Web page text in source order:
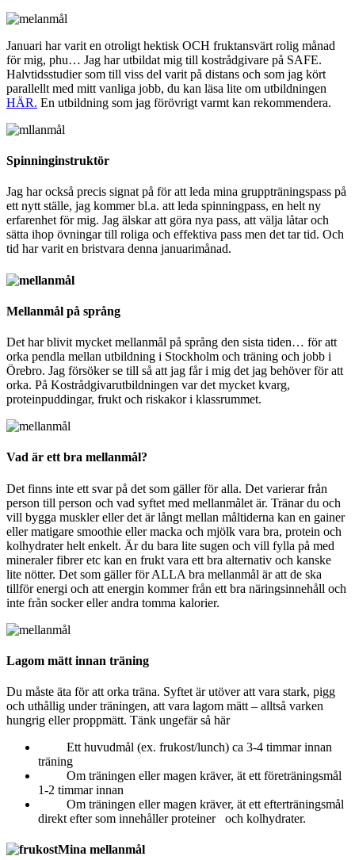
Januari har varit en otroligt hektisk OCH fruktansvärt rolig månad
för mig, phu… Jag har utbildat mig till kostrådgivare på SAFE.
Halvtidsstudier som till viss del varit på distans och som jag kört
parallellt med mitt vanliga jobb, du kan läsa lite om utbildningen
HÄR. En utbildning som jag förövrigt varmt kan rekommendera.
Spinninginstruktör
Jag har också precis signat på för att leda mina gruppträningspass på
ett nytt ställe, jag kommer bl.a. att leda spinningpass, en helt ny
erfarenhet för mig. Jag älskar att göra nya pass, att välja låtar och
sätta ihop övningar till roliga och effektiva pass men det tar tid. Och
tid har varit en bristvara denna januarimånad.
Mellanmål på språng
Det har blivit mycket mellanmål på språng den sista tiden… för att
orka pendla mellan utbildning i Stockholm och träning och jobb i
Örebro. Jag försöker se till så att jag får i mig det jag behöver för att
orka. På Kostrådgivarutbildningen var det mycket kvarg,
proteinpuddingar, frukt och riskakor i klassrummet.
Vad är ett bra mellanmål?
Det finns inte ett svar på det som gäller för alla. Det varierar från
person till person och vad syftet med mellanmålet är. Tränar du och
vill bygga muskler eller det är långt mellan måltiderna kan en gainer
eller matigare smoothie eller macka och mjölk vara bra, protein och
kolhydrater helt enkelt. Är du bara lite sugen och vill fylla på med
mineraler fibrer etc kan en frukt vara ett bra alternativ och kanske
lite nötter. Det som gäller för ALLA bra mellanmål är att de ska
tillför energi och att energin kommer från ett bra näringsinnehåll och
inte från socker eller andra tomma kalorier.
Lagom mätt innan träning
Du måste äta för att orka träna. Syftet är utöver att vara stark, pigg
och uthållig under träningen, att vara lagom mätt – alltså varken
hungrig eller proppmätt. Tänk ungefär så här
Ett huvudmål (ex. frukost/lunch) ca 3-4 timmar innan
träning
Om träningen eller magen kräver, ät ett företräningsmål
1-2 timmar innan
Om träningen eller magen kräver, ät ett efterträningsmål
direkt efter som innehåller proteiner och kolhydrater.
Mina mellanmål